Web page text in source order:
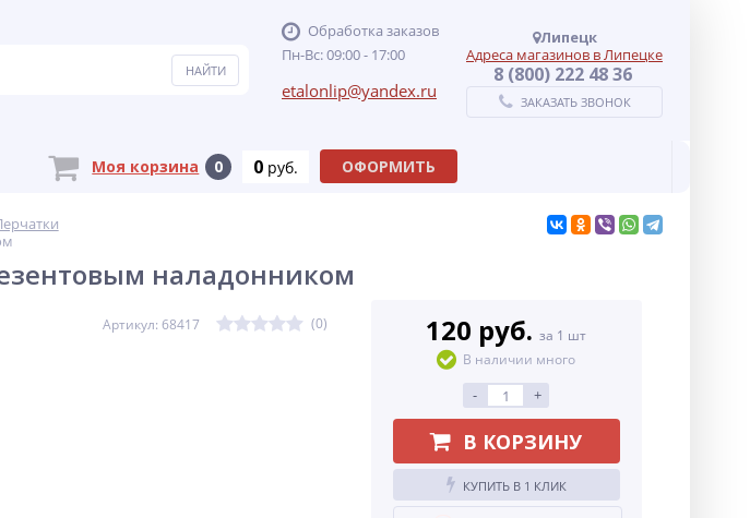
Обработка заказов
Пн-Вс: 09:00 - 17:00
etalonlip@yandex.ru
Липецк
Адреса магазинов в Липецке
8 (800) 222 48 36
ЗАКАЗАТЬ ЗВОНОК
Моя корзина 0 0 руб. ОФОРМИТЬ
наладонником
Артикул: 68417 (0) 120 руб.за 1 шт
В наличии много
- +
В КОРЗИНУ
КУПИТЬ В 1 КЛИК